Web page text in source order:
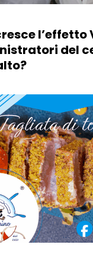
l’effetto
del